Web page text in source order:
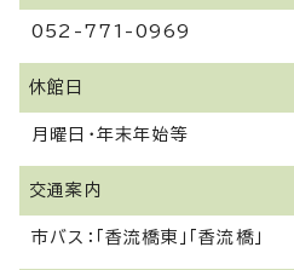
052-771-0969
休館日
月曜日・年末年始等
交通案内
市バス：「香流橋東」「香流橋」